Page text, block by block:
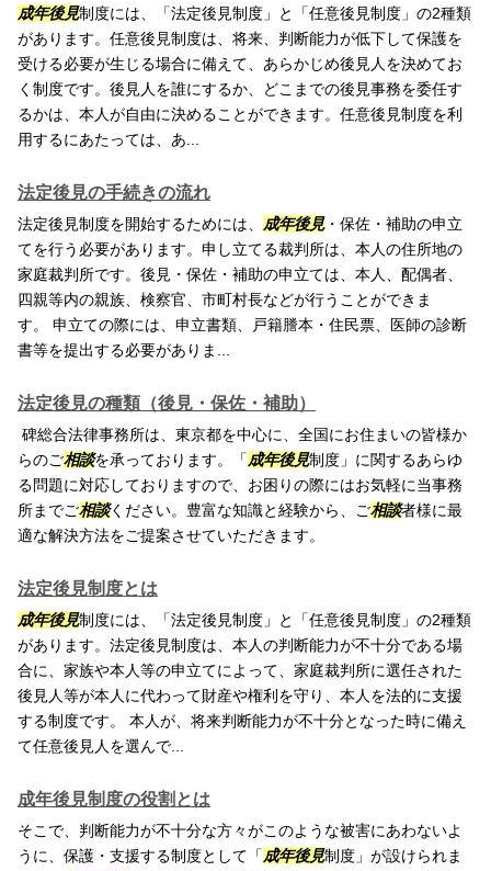
成年後見制度には、「法定後見制度」と「任意後見制度」の2種類
があります。任意後見制度は、将来、判断能力が低下して保護を
受ける必要が生じる場合に備えて、あらかじめ後見人を決めてお
く制度です。後見人を誰にするか、どこまでの後見事務を委任す
るかは、本人が自由に決めることができます。任意後見制度を利
用するにあたっては、あ...
法定後見の手続きの流れ
法定後見制度を開始するためには、 成年後見・保佐・補助の申立
てを行う必要があります。申し立てる裁判所は、本人の住所地の
家庭裁判所です。後見・保佐・補助の申立ては、本人、配偶者、
四親等内の親族、検察官、市町村長などが行うことができま
す。 申立ての際には、申立書類、戸籍謄本・住民票、医師の診断
書等を提出する必要がありま...
法定後見の種類（後見・保佐・補助）
碑総合法律事務所は、東京都を中心に、全国にお住まいの皆様か
らのご相談を承っております。「成年後見制度」に関するあらゆ
る問題に対応しておりますので、お困りの際にはお気軽に当事務
所までご相談ください。豊富な知識と経験から、ご相談者様に最
適な解決方法をご提案させていただきます。
法定後見制度とは
成年後見制度には、「法定後見制度」と「任意後見制度」の2種類
があります。法定後見制度は、本人の判断能力が不十分である場
合に、家族や本人等の申立てによって、家庭裁判所に選任された
後見人等が本人に代わって財産や権利を守り、本人を法的に支援
する制度です。 本人が、将来判断能力が不十分となった時に備え
て任意後見人を選んで...
成年後見制度の役割とは
そこで、判断能力が不十分な方々がこのような被害にあわないよ
うに、保護・支援する制度として「成年後見制度」が設けられま